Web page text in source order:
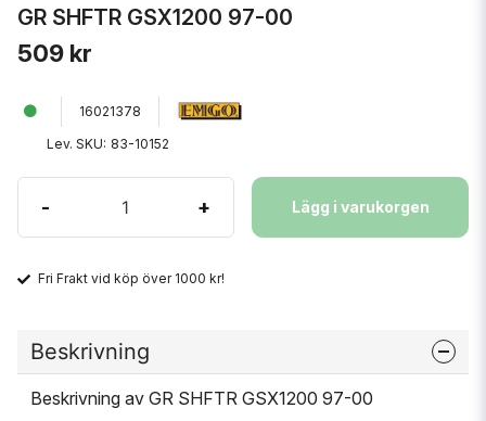
GR SHFTR GSX1200 97-00
509 kr
16021378
Lev. SKU: 83-10152
- + Lägg i varukorgen
Fri Frakt vid köp över 1000 kr!
Beskrivning
Beskrivning av GR SHFTR GSX1200 97-00